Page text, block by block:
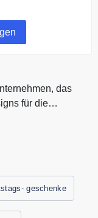
das
für die
das
MV.de
für
Rabattaktionen
auf
geschenke